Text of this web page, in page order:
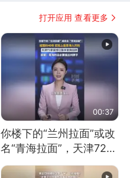
打开应用 查看更多
00:37
你楼下的“兰州拉面”或改
名“青海拉面”，天津72家
面馆已集体更换招牌